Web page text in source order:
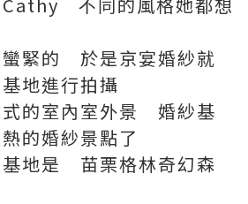
緊的 於是京宴婚紗就
地進行拍攝
的室內室外景 婚紗基
的婚紗景點了
基地是 苗栗格林奇幻森